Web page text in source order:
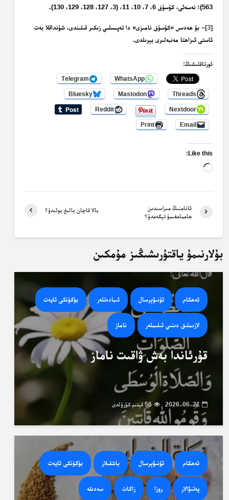
563)؛ نەسەئى، كۇسۇف 6، 7، 10، 11، (3، 127، 128، 129، 130).
[3]– بۇ ھەدىس «كۇسۇف نامىزى» دا تەپىسلىي زىكىر قىلىندى، شۇنداقلا بەت
ئاستى ئىزاھتا مەنبەلىرى بېرىلدى.
ئورتاقلىشىڭ:
WhatsApp
Telegram
Threads
Mastodon
Bluesky
Nextdoor
Reddit
Email
Print
Like this:
Loading…
بالا قاچان بالىغ بولىدۇ؟
ئانامنىڭ مىراسىدىن
ھاممامغىمۇ تېگەمدۇ؟
بۇلارنىمۇ ياقتۇرىشىڭىز مۇمكىن
ئەھكام ئۇنىۋېرسال ئىبادەتلەر بۈگۈنكى ئايەت
لازىملىق دىنىي ئىلىملەر ناماز
قۇرئاندا بەش ۋاقىت ناماز
2026-06-21 56 قېتىم كۆرۈلدى
ئەھكام ئۇنىۋېرسال باشقىلار بۈگۈنكى ئايەت
پەتىۋالار روزا زاكات سەدىقە